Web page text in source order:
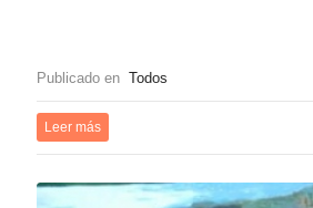
Publicado en Todos
Leer más